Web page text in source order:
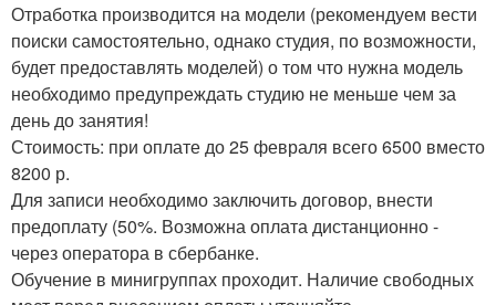
Отработка производится на модели (рекомендуем вести
поиски самостоятельно, однако студия, по возможности,
будет предоставлять моделей) о том что нужна модель
необходимо предупреждать студию не меньше чем за
день до занятия!
Стоимость: при оплате до 25 февраля всего 6500 вместо
8200 р.
Для записи необходимо заключить договор, внести
предоплату (50%. Возможна оплата дистанционно -
через оператора в сбербанке.
Обучение в минигруппах проходит. Наличие свободных